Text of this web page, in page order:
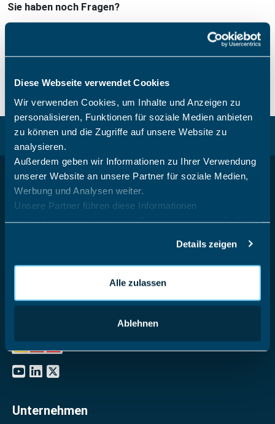
Diese Webseite verwendet Cookies
Wir verwenden Cookies, um Inhalte und Anzeigen zu
personalisieren, Funktionen für soziale Medien anbieten
zu können und die Zugriffe auf unsere Website zu
analysieren.
Außerdem geben wir Informationen zu Ihrer Verwendung
unserer Website an unsere Partner für soziale Medien,
Werbung und Analysen weiter.
Unsere Partner führen diese Informationen
möglicherweise mit weiteren Daten zusammen, die Sie
Nutzung der Dienste gesammelt haben.
Details zeigen
Alle zulassen
Ablehnen
Sie haben noch Fragen?
Zurück nach oben
Software Made in Germany
Achtzehnmorgenweg 3b
61250 Usingen, Deutschland
+49 6081 58600
Unternehmen